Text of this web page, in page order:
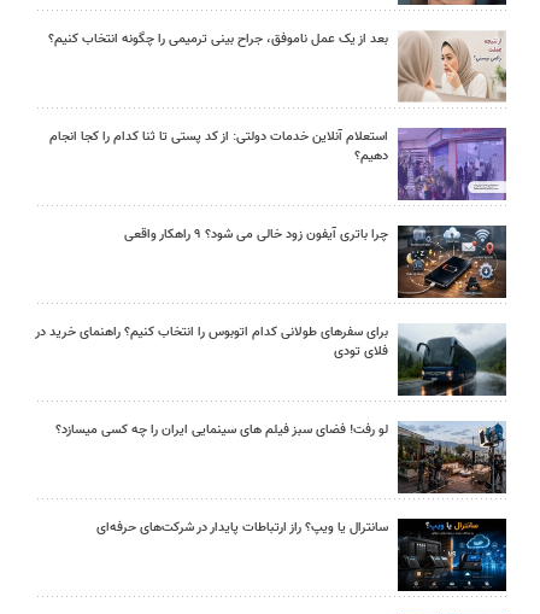
بعد از یک عمل ناموفق، جراح بینی ترمیمی را چگونه انتخاب کنیم؟
استعلام آنلاین خدمات دولتی: از کد پستی تا ثنا کدام را کجا انجام
دهیم؟
چرا باتری آیفون زود خالی می شود؟ ۹ راهکار واقعی
برای سفرهای طولانی کدام اتوبوس را انتخاب کنیم؟ راهنمای خرید در
فلای تودی
لو رفت! فضای سبز فیلم های سینمایی ایران را چه کسی میسازد؟
سانترال یا ویپ؟ راز ارتباطات پایدار در شرکت‌های حرفه‌ای